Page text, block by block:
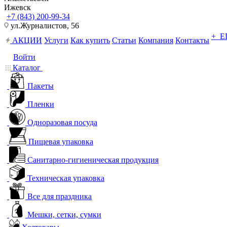
Ижевск
+7 (843) 200-99-34
ул.Журналистов, 56
АКЦИИ Услуги Как купить Статьи Компания Контакты +
Войти
Каталог
Пакеты
Пленки
Одноразовая посуда
Пищевая упаковка
Санитарно-гигиеническая продукция
Техническая упаковка
Все для праздника
Мешки, сетки, сумки